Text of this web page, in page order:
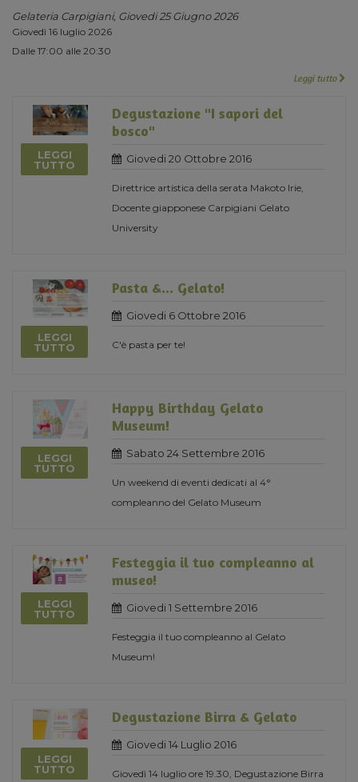
Gelateria Carpigiani, Giovedi 25 Giugno 2026
Giovedì 16 luglio 2026
Dalle 17:00 alle 20:30
Leggi tutto
LEGGI
TUTTO
Degustazione "I sapori del
bosco"
Giovedi 20 Ottobre 2016
Direttrice artistica della serata Makoto Irie,
Docente giapponese Carpigiani Gelato
University
LEGGI
TUTTO
Pasta &... Gelato!
Giovedi 6 Ottobre 2016
C'è pasta per te!
LEGGI
TUTTO
Happy Birthday Gelato
Museum!
Sabato 24 Settembre 2016
Un weekend di eventi dedicati al 4°
compleanno del Gelato Museum
LEGGI
TUTTO
Festeggia il tuo compleanno al
museo!
Giovedi 1 Settembre 2016
Festeggia il tuo compleanno al Gelato
Museum!
LEGGI
TUTTO
Degustazione Birra & Gelato
Giovedi 14 Luglio 2016
Giovedì 14 luglio ore 19.30, Degustazione Birra